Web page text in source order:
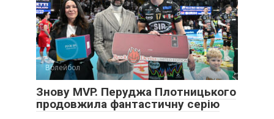
Волейбол
Знову MVP. Перуджа Плотницького
продовжила фантастичну серію